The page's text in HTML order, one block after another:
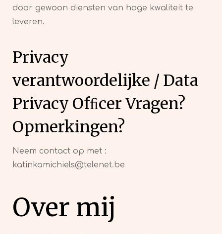
door gewoon diensten van hoge kwaliteit te
leveren.
Privacy
verantwoordelijke / Data
Privacy Ofﬁcer Vragen?
Opmerkingen?
Neem contact op met :
katinkamichiels@telenet.be
Over mij